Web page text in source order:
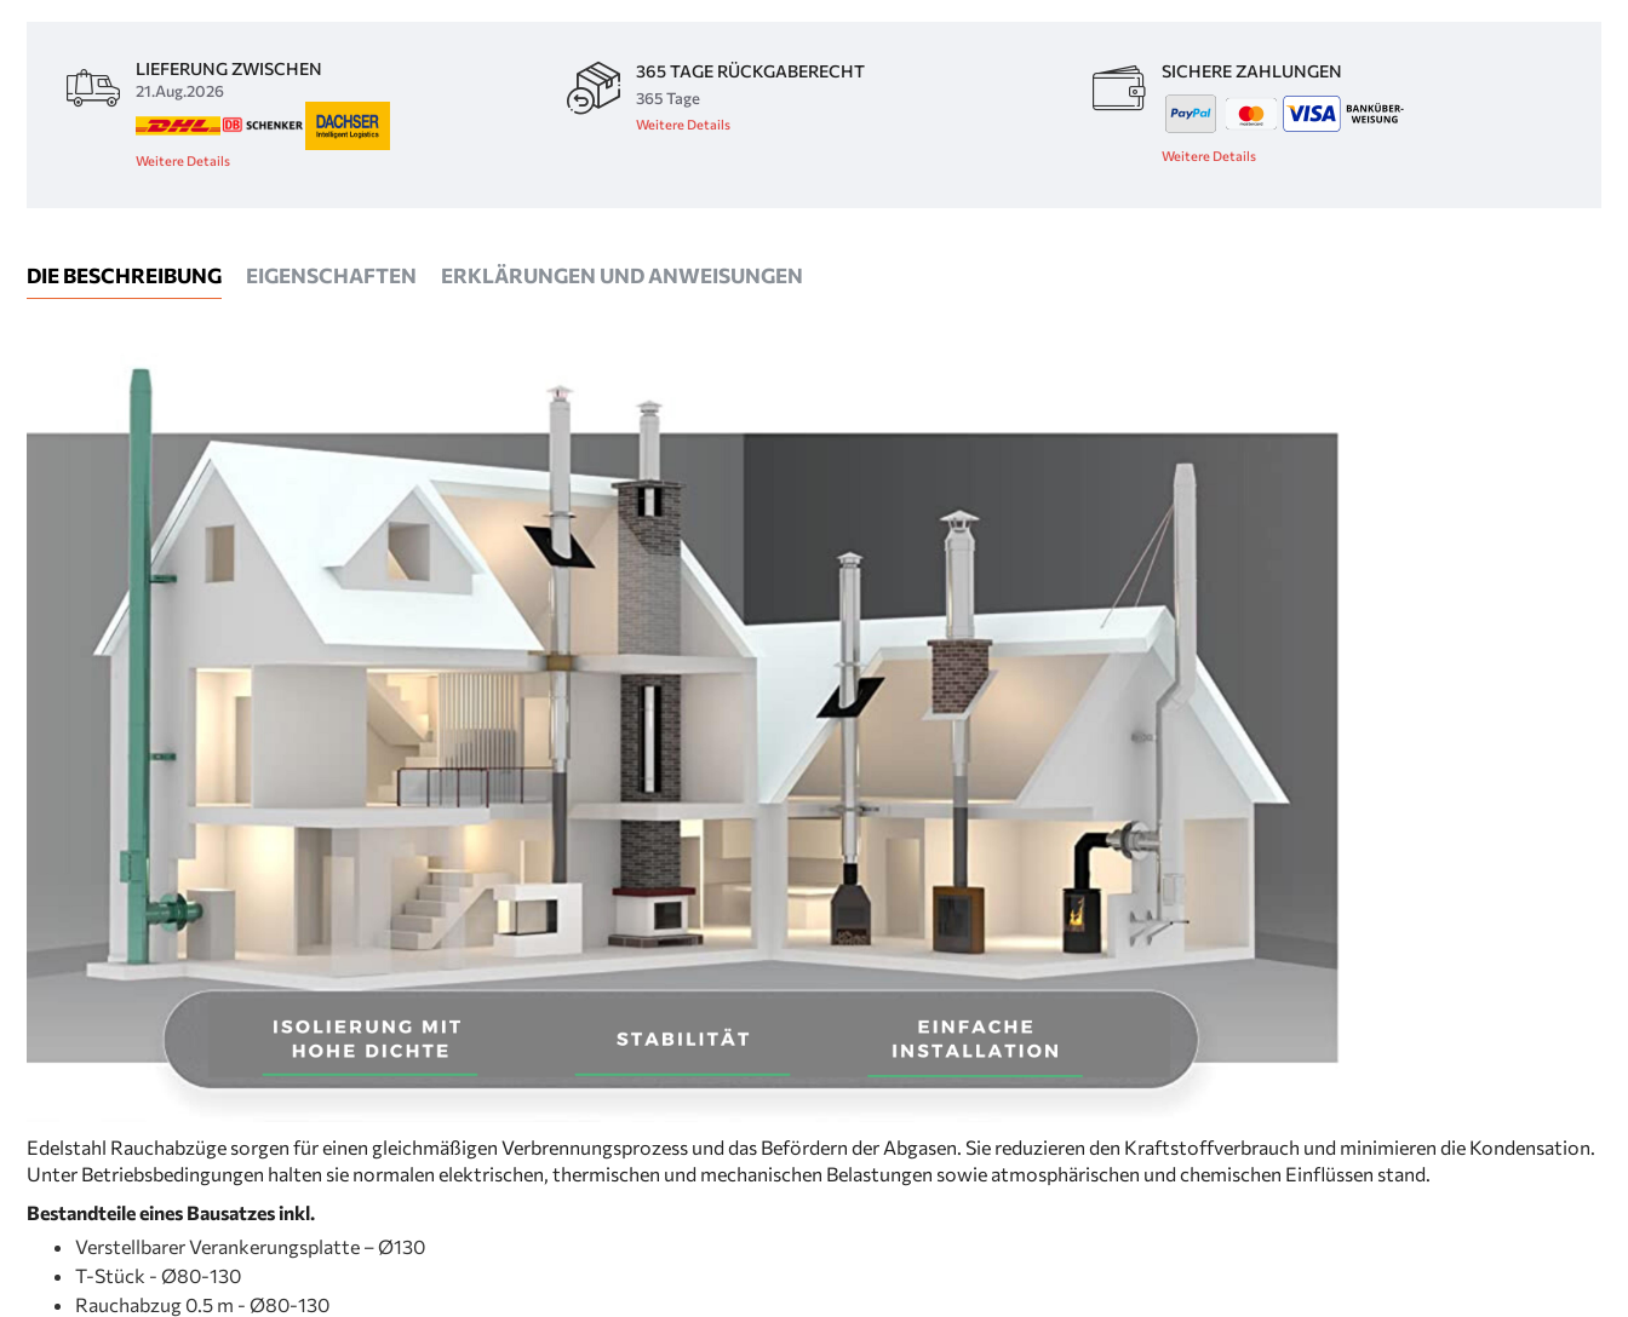
LIEFERUNG ZWISCHEN
21.Aug.2026
Weitere Details
365 TAGE RÜCKGABERECHT
365 Tage
Weitere Details
SICHERE ZAHLUNGEN
Weitere Details
DIE BESCHREIBUNG EIGENSCHAFTEN ERKLÄRUNGEN UND ANWEISUNGEN
Edelstahl Rauchabzüge sorgen für einen gleichmäßigen Verbrennungsprozess und das Befördern der Abgasen. Sie reduzieren den Kraftstoffverbrauch und minimieren die Kondensation.
Unter Betriebsbedingungen halten sie normalen elektrischen, thermischen und mechanischen Belastungen sowie atmosphärischen und chemischen Einflüssen stand.
Bestandteile eines Bausatzes inkl.
Verstellbarer Verankerungsplatte – Ø130
T-Stück - Ø80-130
Rauchabzug 0.5 m - Ø80-130